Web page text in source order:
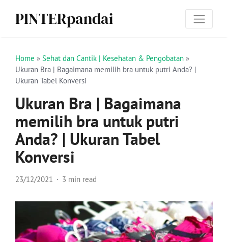
PINTERpandai
Home » Sehat dan Cantik | Kesehatan & Pengobatan »
Ukuran Bra | Bagaimana memilih bra untuk putri Anda? |
Ukuran Tabel Konversi
Ukuran Bra | Bagaimana
memilih bra untuk putri
Anda? | Ukuran Tabel
Konversi
23/12/2021 3 min read